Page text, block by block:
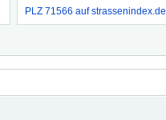
PLZ 71566 auf strassenindex.de